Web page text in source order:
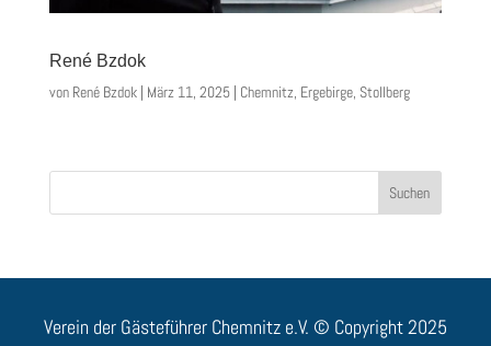
René Bzdok
von René Bzdok| März 11, 2025| Chemnitz, Ergebirge, Stollberg
Suchen
Verein der Gästeführer Chemnitz e.V. © Copyright 2025